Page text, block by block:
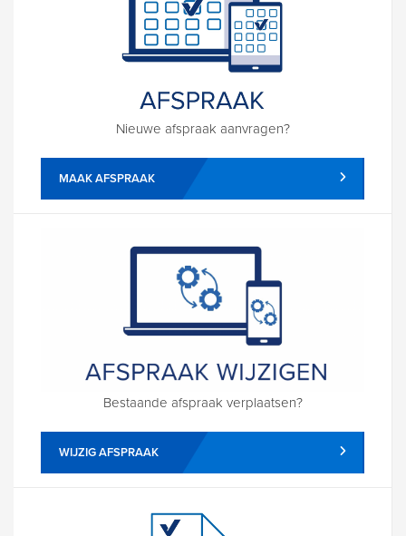
Nieuwe afspraak aanvragen?
MAAK AFSPRAAK
Bestaande afspraak verplaatsen?
WIJZIG AFSPRAAK